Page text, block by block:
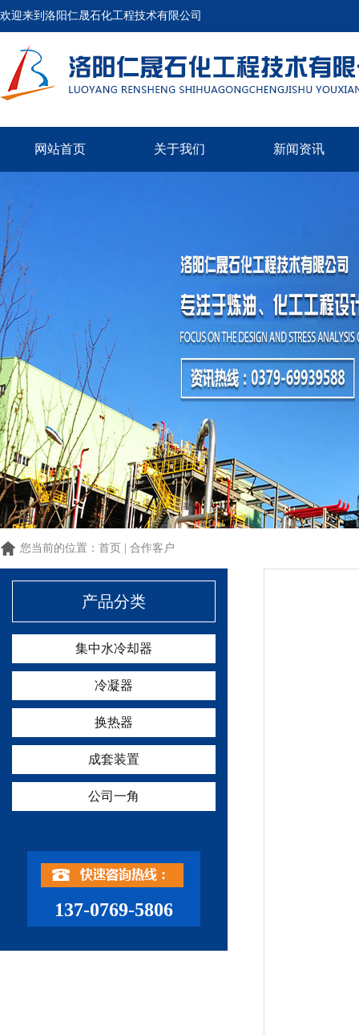
欢迎来到洛阳仁晟石化工程技术有限公司
网站首页 关于我们 新闻资讯
1 1
您当前的位置： 首页 合作客户
产品分类
集中水冷却器
冷凝器
换热器
成套装置
公司一角
137-0769-5806